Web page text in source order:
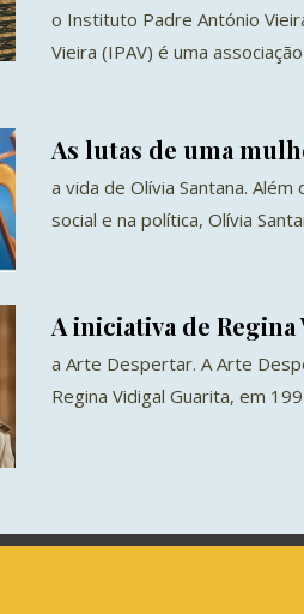
o Instituto Padre António
Vieira (IPAV) é uma
As lutas de uma
a vida de Olívia Santana.
social e na política, Olívia
A iniciativa de Regina
a Arte Despertar. A Arte
Regina Vidigal Guarita, em